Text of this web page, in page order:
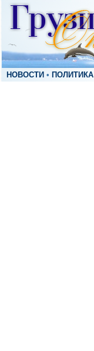
НОВОСТИ • ПОЛИТИКА